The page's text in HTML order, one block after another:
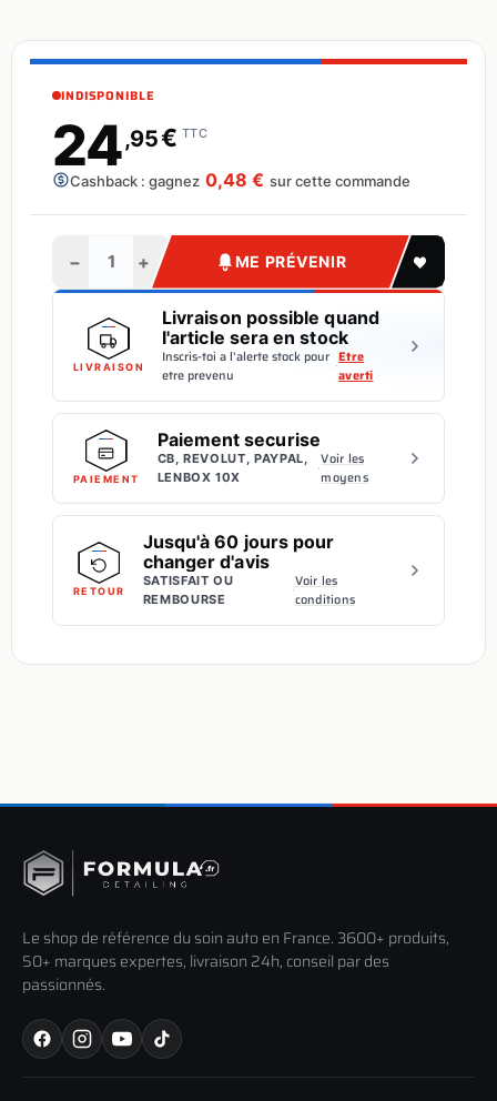
INDISPONIBLE
24,95€ TTC
Cashback : gagnez 0,48 € sur cette commande
− + ME PRÉVENIR
LIVRAISON
Livraison possible quand
l'article sera en stock
Inscris-toi a l'alerte stock pour
etre prevenu
·Etre
averti
PAIEMENT
Paiement securise
CB, REVOLUT, PAYPAL,
LENBOX 10X
·Voir les
moyens
RETOUR
Jusqu'à 60 jours pour
changer d'avis
SATISFAIT OU
REMBOURSE
·Voir les
conditions
Le shop de référence du soin auto en France. 3600+ produits,
50+ marques expertes, livraison 24h, conseil par des
passionnés.